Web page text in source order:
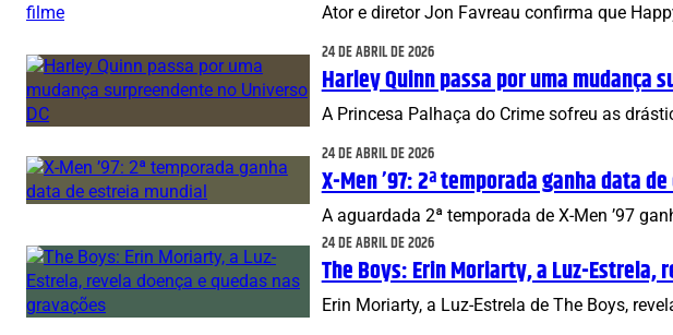
Ator e diretor Jon Favreau confirma que
24 DE ABRIL DE 2026
Harley Quinn passa por uma mudança
A Princesa Palhaça do Crime sofreu as
24 DE ABRIL DE 2026
X-Men ’97: 2ª temporada ganha data
A aguardada 2ª temporada de X-Men ’97
24 DE ABRIL DE 2026
The Boys: Erin Moriarty, a Luz-Estrela,
Erin Moriarty, a Luz-Estrela de The Boys,